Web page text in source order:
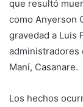
que resultó
como Anyerson
gravedad a Luis
administradores
Maní, Casanare.
Los hechos